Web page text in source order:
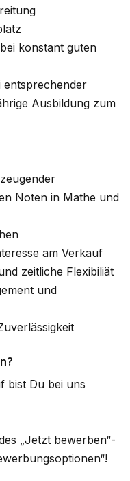
konstant guten
entsprechender
Ausbildung zum
Noten in Mathe und
am Verkauf
zeitliche Flexibiliät
und
bist Du bei uns
„Jetzt bewerben“-